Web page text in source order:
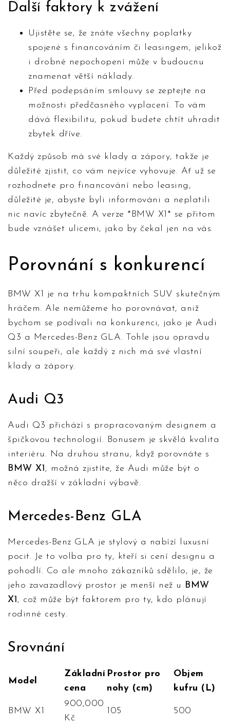
Další faktory k zvážení
Ujistěte se, že znáte všechny poplatky
spojené s financováním či leasingem, jelikož
i drobné nepochopení může v budoucnu
znamenat větší náklady.
Před podepsáním smlouvy se zeptejte na
možnosti předčasného vyplacení. To vám
dává flexibilitu, pokud budete chtít uhradit
zbytek dříve.
Každý způsob má své klady a zápory, takže je
důležité zjistit, co vám nejvíce vyhovuje. Ať už se
rozhodnete pro financování nebo leasing,
důležité je, abyste byli informováni a neplatili
nic navíc zbytečně. A verze *BMW X1* se přitom
bude vznášet ulicemi, jako by čekal jen na vás.
Porovnání s konkurencí
BMW X1 je na trhu kompaktních SUV skutečným
hráčem. Ale nemůžeme ho porovnávat, aniž
bychom se podívali na konkurenci, jako je Audi
Q3 a Mercedes-Benz GLA. Tohle jsou opravdu
silní soupeři, ale každý z nich má své vlastní
klady a zápory.
Audi Q3
Audi Q3 přichází s propracovaným designem a
špičkovou technologií. Bonusem je skvělá kvalita
interiéru. Na druhou stranu, když porovnáte s
BMW X1, možná zjistíte, že Audi může být o
něco dražší v základní výbavě.
Mercedes-Benz GLA
Mercedes-Benz GLA je stylový a nabízí luxusní
pocit. Je to volba pro ty, kteří si cení designu a
pohodlí. Co ale mnoho zákazníků sdělilo, je, že
jeho zavazadlový prostor je menší než u BMW
X1, což může být faktorem pro ty, kdo plánují
rodinné cesty.
Srovnání
Model
Základní
cena
Prostor pro
nohy (cm)
Objem
kufru (L)
BMW X1
900,000
Kč
105 500